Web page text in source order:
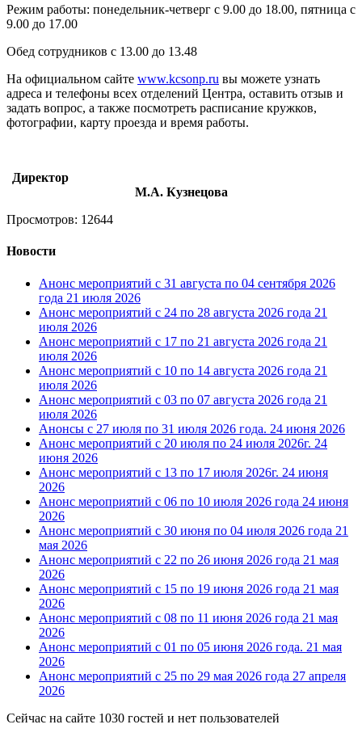
Режим работы: понедельник-четверг с 9.00 до 18.00, пятница с
9.00 до 17.00
Обед сотрудников с 13.00 до 13.48
На официальном сайте www.kcsonp.ru вы можете узнать
адреса и телефоны всех отделений Центра, оставить отзыв и
задать вопрос, а также посмотреть расписание кружков,
фотографии, карту проезда и время работы.
Директор
М.А. Кузнецова
Просмотров: 12644
Новости
Анонс мероприятий с 31 августа по 04 сентября 2026
года 21 июля 2026
Анонс мероприятий с 24 по 28 августа 2026 года 21
июля 2026
Анонс мероприятий с 17 по 21 августа 2026 года 21
июля 2026
Анонс мероприятий с 10 по 14 августа 2026 года 21
июля 2026
Анонс мероприятий с 03 по 07 августа 2026 года 21
июля 2026
Анонсы с 27 июля по 31 июля 2026 года. 24 июня 2026
Анонс мероприятий с 20 июля по 24 июля 2026г. 24
июня 2026
Анонс мероприятий с 13 по 17 июля 2026г. 24 июня
2026
Анонс мероприятий с 06 по 10 июля 2026 года 24 июня
2026
Анонс мероприятий с 30 июня по 04 июля 2026 года 21
мая 2026
Анонс мероприятий с 22 по 26 июня 2026 года 21 мая
2026
Анонс мероприятий с 15 по 19 июня 2026 года 21 мая
2026
Анонс мероприятий с 08 по 11 июня 2026 года 21 мая
2026
Анонс мероприятий с 01 по 05 июня 2026 года. 21 мая
2026
Анонс мероприятий с 25 по 29 мая 2026 года 27 апреля
2026
Сейчас на сайте 1030 гостей и нет пользователей